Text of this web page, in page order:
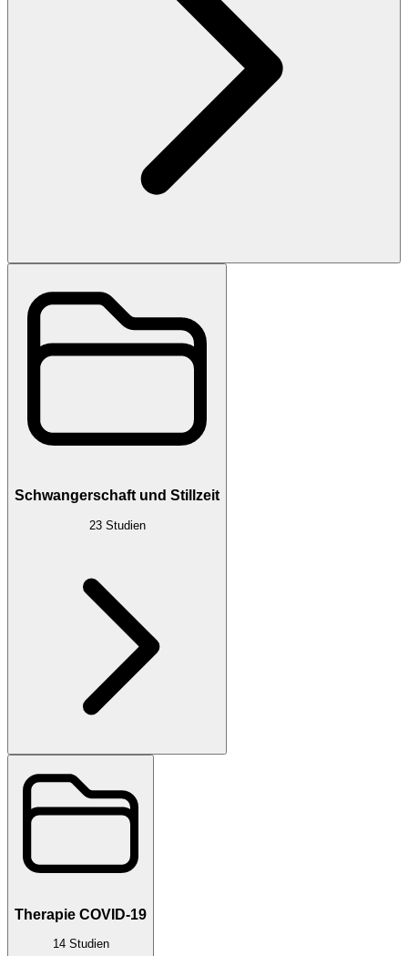
Schwangerschaft und Stillzeit
23 Studien
Therapie COVID-19
14 Studien